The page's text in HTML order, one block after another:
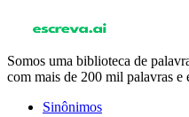
Somos uma biblioteca de
com mais de 200 mil palavras e
Sinônimos